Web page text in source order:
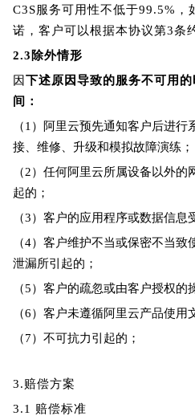
C3S 服务可用性不低于99.5%，
诺，客户可以根据本协议第3条
2.3 除外情形
因 下述原因导致的服务不可用
间：
（1）阿里云预先通知客户后进行
接、维修、升级和模拟故障演练；
（2）任何阿里云所属设备以外的
起的；
（3）客户的应用程序或数据信息
（4）客户维护不当或保密不当
泄漏所引起的；
（5）客户的疏忽或由客户授权的
（6）客户未遵循阿里云产品使用
（7）不可抗力引起的；
3.赔偿方案
3.1 赔偿标准